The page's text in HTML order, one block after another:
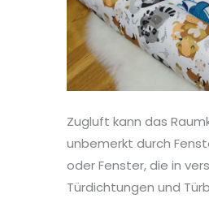
Zugluft kann das
unbemerkt durch
oder Fenster, die in
Türdichtungen und